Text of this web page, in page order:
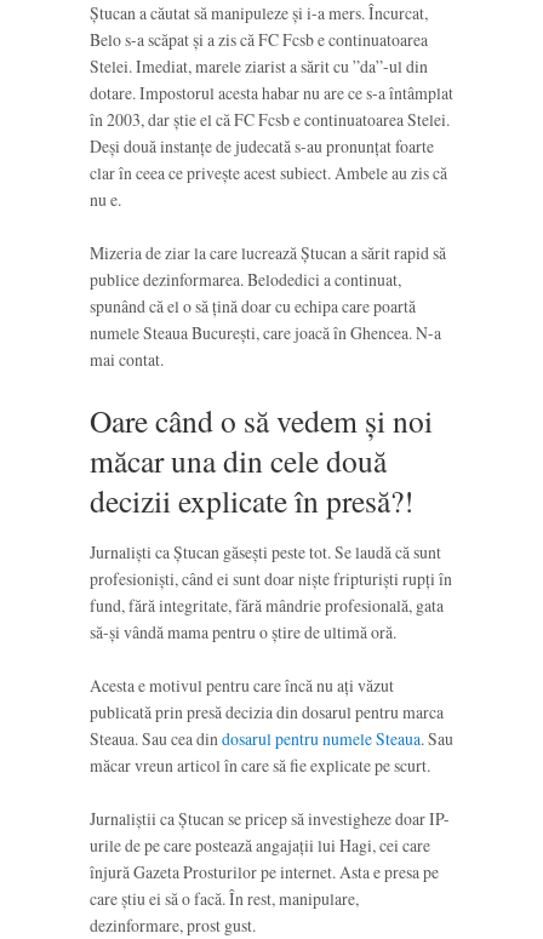
Ștucan a căutat să manipuleze și i-a mers. Încurcat,
Belo s-a scăpat și a zis că FC Fcsb e continuatoarea
Stelei. Imediat, marele ziarist a sărit cu ”da”-ul din
dotare. Impostorul acesta habar nu are ce s-a întâmplat
în 2003, dar știe el că FC Fcsb e continuatoarea Stelei.
Deși două instanțe de judecată s-au pronunțat foarte
clar în ceea ce privește acest subiect. Ambele au zis că
nu e.
Mizeria de ziar la care lucrează Ștucan a sărit rapid să
publice dezinformarea. Belodedici a continuat,
spunând că el o să țină doar cu echipa care poartă
numele Steaua București, care joacă în Ghencea. N-a
mai contat.
Oare când o să vedem și noi
măcar una din cele două
decizii explicate în presă?!
Jurnaliști ca Ștucan găsești peste tot. Se laudă că sunt
profesioniști, când ei sunt doar niște fripturiști rupți în
fund, fără integritate, fără mândrie profesională, gata
să-și vândă mama pentru o știre de ultimă oră.
Acesta e motivul pentru care încă nu ați văzut
publicată prin presă decizia din dosarul pentru marca
Steaua. Sau cea dindosarul pentru numele Steaua. Sau
măcar vreun articol în care să fie explicate pe scurt.
Jurnaliștii ca Ștucan se pricep să investigheze doar IP-
urile de pe care postează angajații lui Hagi, cei care
înjură Gazeta Prosturilor pe internet. Asta e presa pe
care știu ei să o facă. În rest, manipulare,
dezinformare, prost gust.